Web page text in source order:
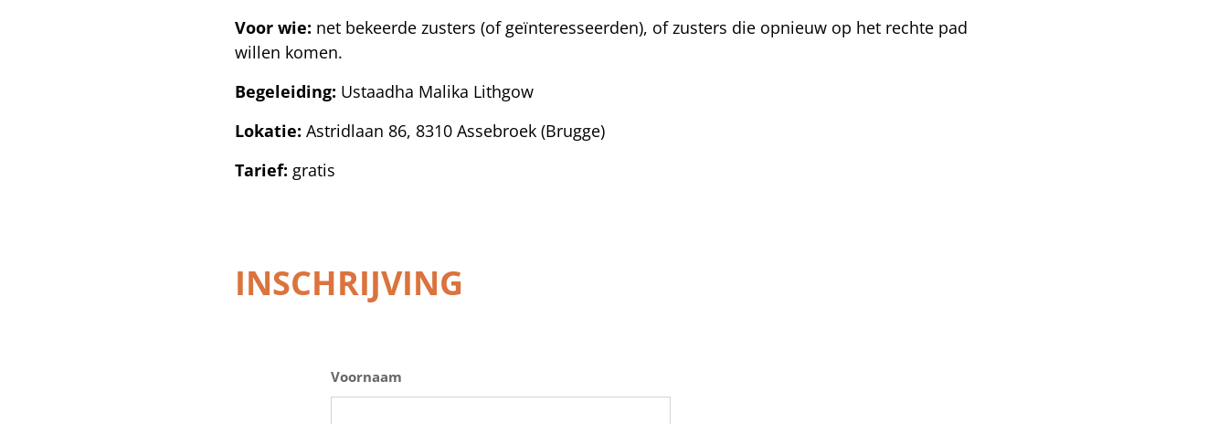
Voor wie: net bekeerde zusters (of geïnteresseerden), of zusters die opnieuw op het rechte pad
willen komen.
Begeleiding: Ustaadha Malika Lithgow
Lokatie: Astridlaan 86, 8310 Assebroek (Brugge)
Tarief: gratis
INSCHRIJVING
Voornaam